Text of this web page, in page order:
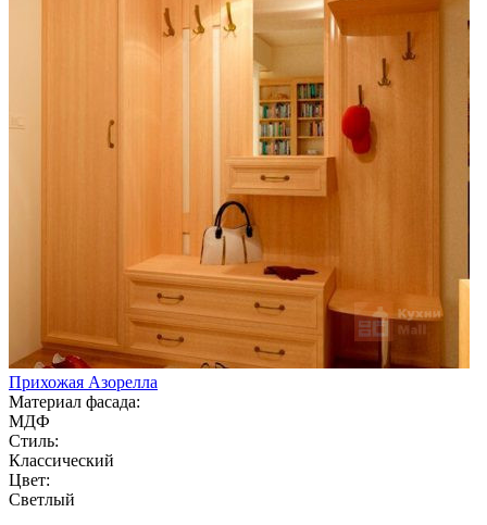
Прихожая Азорелла
Материал фасада:
МДФ
Стиль:
Классический
Цвет:
Светлый